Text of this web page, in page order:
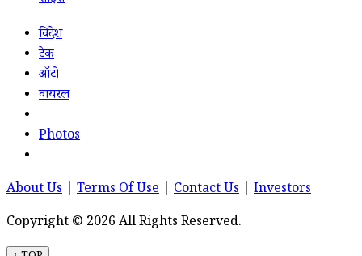
विदेश
टेक
ऑटो
वायरल
Photos
About Us Terms Of Use Contact Us
Investors
Copyright © 2026 All Rights Reserved.